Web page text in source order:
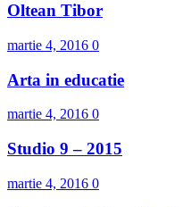
Oltean Tibor
martie 4, 2016 0
Arta in educatie
martie 4, 2016 0
Studio 9 – 2015
martie 4, 2016 0